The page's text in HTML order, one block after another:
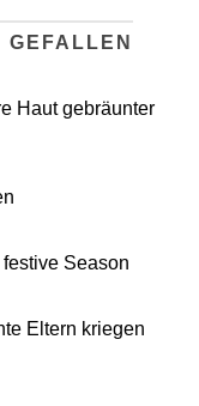
GEFALLEN
Haut gebräunter
Season
Eltern kriegen